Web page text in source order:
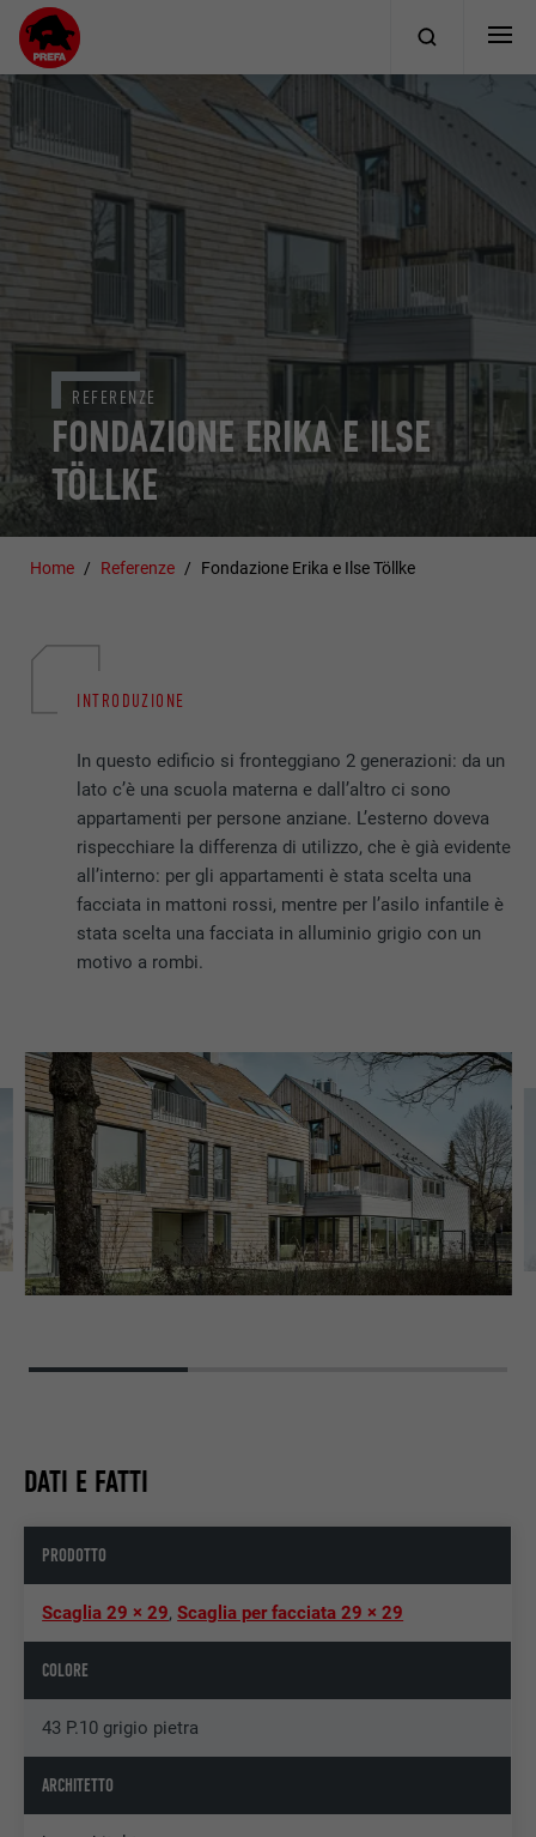
FONDAZIONE ERIKA E ILSE
TÖLLKE
REFERENZE
Home Referenze Fondazione Erika e Ilse Töllke
INTRODUZIONE
In questo edificio si fronteggiano 2 generazioni: da un
lato c’è una scuola materna e dall’altro ci sono
appartamenti per persone anziane. L’esterno doveva
rispecchiare la differenza di utilizzo, che è già evidente
all’interno: per gli appartamenti è stata scelta una
facciata in mattoni rossi, mentre per l’asilo infantile è
stata scelta una facciata in alluminio grigio con un
motivo a rombi.
DATI E FATTI
PRODOTTO
Scaglia 29 × 29,Scaglia per facciata 29 × 29
COLORE
43 P.10 grigio pietra
ARCHITETTO